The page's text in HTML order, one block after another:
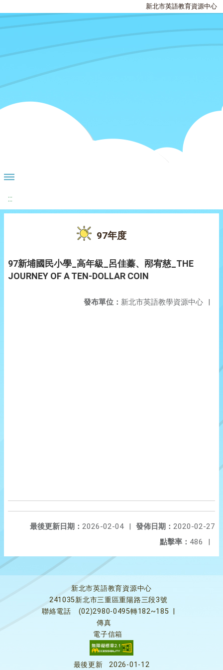
新北市英語教育資源中心
:::
97年度
97新埔國民小學_高年級_呂佳蓁、邴宥慈_THE
JOURNEY OF A TEN-DOLLAR COIN
發布單位： 新北市英語教學資源中心 |
發佈日期： 2020-02-27
最後更新日期： 2026-02-04
|
點擊率： 486 |
新北市英語教育資源中心
241035新北市三重區重陽路三段3號
聯絡電話
(02)2980-0495轉182~185
傳真
電子信箱
最後更新 2026-01-12